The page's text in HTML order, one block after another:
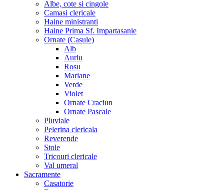
Albe, cote si cingole
Camasi clericale
Haine ministranti
Haine Prima Sf. Impartasanie
Ornate (Casule)
Alb
Auriu
Rosu
Mariane
Verde
Violet
Ornate Craciun
Ornate Pascale
Pluviale
Pelerina clericala
Reverende
Stole
Tricouri clericale
Val umeral
Sacramente
Casatorie